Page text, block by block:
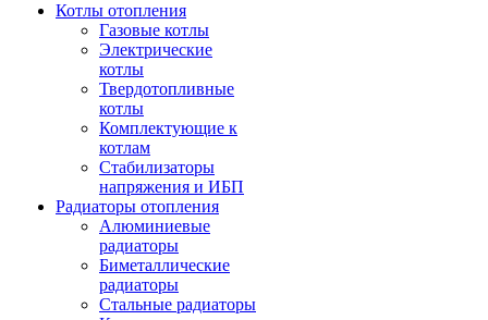
Котлы отопления
Газовые котлы
Электрические
котлы
Твердотопливные
котлы
Комплектующие к
котлам
Стабилизаторы
напряжения и ИБП
Радиаторы отопления
Алюминиевые
радиаторы
Биметаллические
радиаторы
Стальные радиаторы